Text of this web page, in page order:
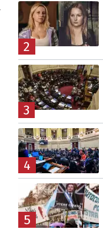
2
3
4
5